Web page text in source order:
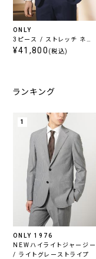
ONLY
3ピース / ストレッチ ネイ
ビー無地
¥41,800 (税込)
ランキング
1
ONLY 1976
NEWハイライトジャージー
/ ライトグレーストライプ